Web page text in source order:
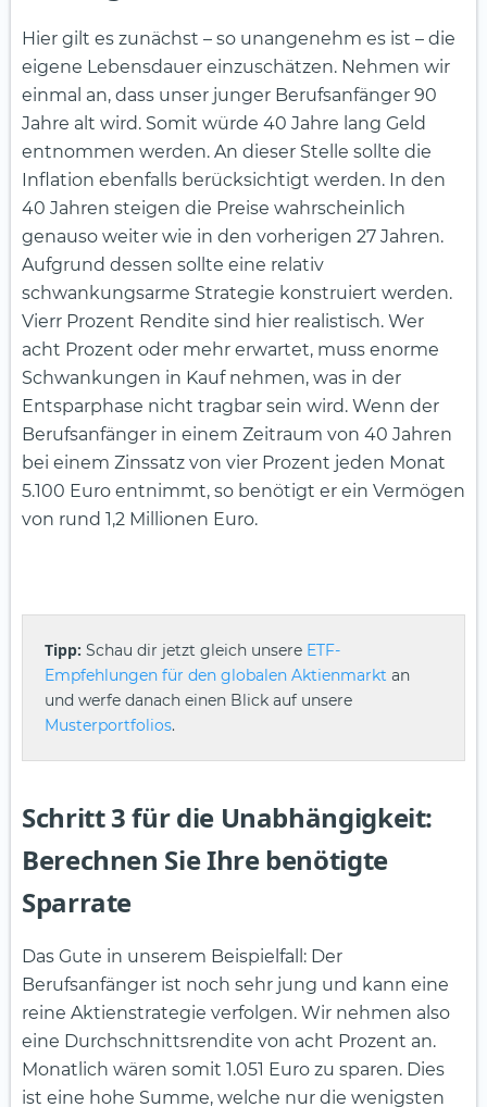
Hier gilt es zunächst – so unangenehm es ist – die
eigene Lebensdauer einzuschätzen. Nehmen wir
einmal an, dass unser junger Berufsanfänger 90
Jahre alt wird. Somit würde 40 Jahre lang Geld
entnommen werden. An dieser Stelle sollte die
Inflation ebenfalls berücksichtigt werden. In den
40 Jahren steigen die Preise wahrscheinlich
genauso weiter wie in den vorherigen 27 Jahren.
Aufgrund dessen sollte eine relativ
schwankungsarme Strategie konstruiert werden.
Vierr Prozent Rendite sind hier realistisch. Wer
acht Prozent oder mehr erwartet, muss enorme
Schwankungen in Kauf nehmen, was in der
Entsparphase nicht tragbar sein wird. Wenn der
Berufsanfänger in einem Zeitraum von 40 Jahren
bei einem Zinssatz von vier Prozent jeden Monat
5.100 Euro entnimmt, so benötigt er ein Vermögen
von rund 1,2 Millionen Euro.
Tipp: Schau dir jetzt gleich unsere ETF-
Empfehlungen für den globalen Aktienmarkt an
und werfe danach einen Blick auf unsere
Musterportfolios.
Schritt 3 für die Unabhängigkeit:
Berechnen Sie Ihre benötigte
Sparrate
Das Gute in unserem Beispielfall: Der
Berufsanfänger ist noch sehr jung und kann eine
reine Aktienstrategie verfolgen. Wir nehmen also
eine Durchschnittsrendite von acht Prozent an.
Monatlich wären somit 1.051 Euro zu sparen. Dies
ist eine hohe Summe, welche nur die wenigsten